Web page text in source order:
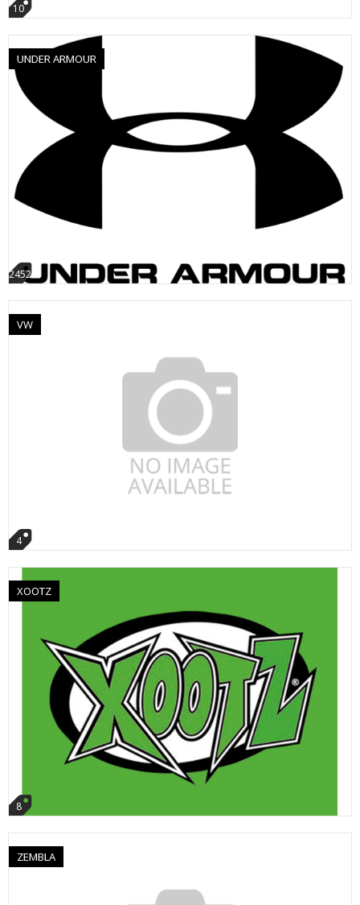
10
UNDER ARMOUR
2452
VW
4
XOOTZ
8
ZEMBLA